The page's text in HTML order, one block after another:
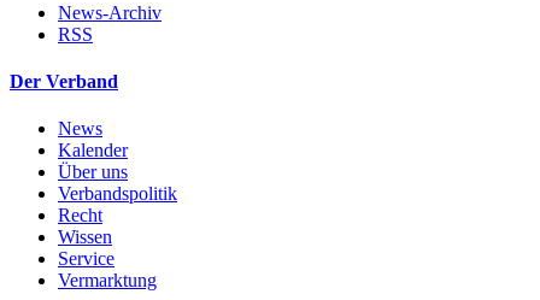
News-Archiv
RSS
Der Verband
News
Kalender
Über uns
Verbandspolitik
Recht
Wissen
Service
Vermarktung